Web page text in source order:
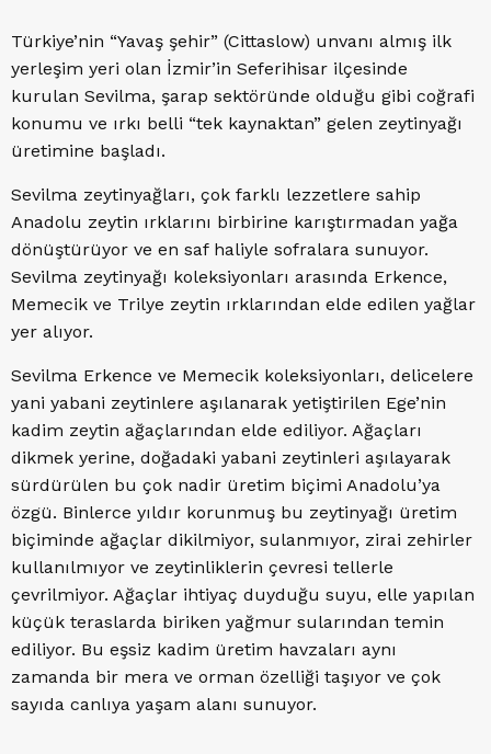
Türkiye’nin “Yavaş şehir” (Cittaslow) unvanı almış ilk
yerleşim yeri olan İzmir’in Seferihisar ilçesinde
kurulan Sevilma, şarap sektöründe olduğu gibi coğrafi
konumu ve ırkı belli “tek kaynaktan” gelen zeytinyağı
üretimine başladı.
Sevilma zeytinyağları, çok farklı lezzetlere sahip
Anadolu zeytin ırklarını birbirine karıştırmadan yağa
dönüştürüyor ve en saf haliyle sofralara sunuyor.
Sevilma zeytinyağı koleksiyonları arasında Erkence,
Memecik ve Trilye zeytin ırklarından elde edilen yağlar
yer alıyor.
Sevilma Erkence ve Memecik koleksiyonları, delicelere
yani yabani zeytinlere aşılanarak yetiştirilen Ege’nin
kadim zeytin ağaçlarından elde ediliyor. Ağaçları
dikmek yerine, doğadaki yabani zeytinleri aşılayarak
sürdürülen bu çok nadir üretim biçimi Anadolu’ya
özgü. Binlerce yıldır korunmuş bu zeytinyağı üretim
biçiminde ağaçlar dikilmiyor, sulanmıyor, zirai zehirler
kullanılmıyor ve zeytinliklerin çevresi tellerle
çevrilmiyor. Ağaçlar ihtiyaç duyduğu suyu, elle yapılan
küçük teraslarda biriken yağmur sularından temin
ediliyor. Bu eşsiz kadim üretim havzaları aynı
zamanda bir mera ve orman özelliği taşıyor ve çok
sayıda canlıya yaşam alanı sunuyor.